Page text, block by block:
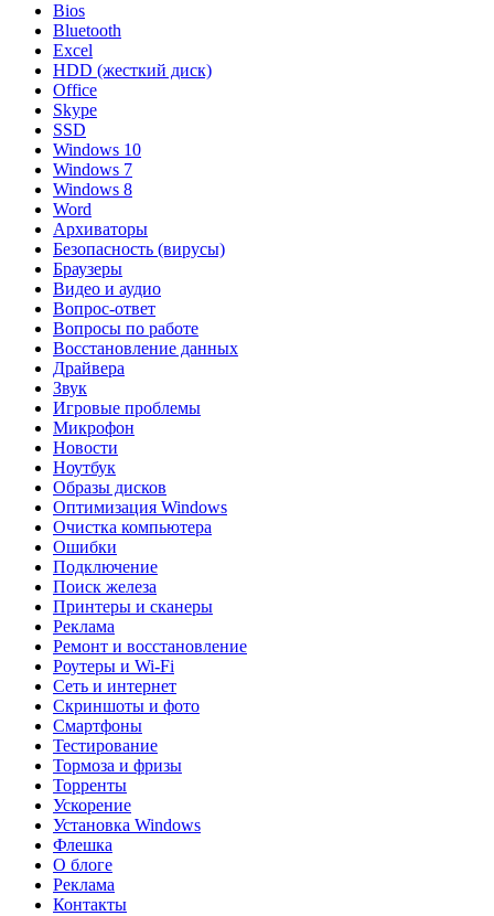
Bios
Bluetooth
Excel
HDD (жесткий диск)
Office
Skype
SSD
Windows 10
Windows 7
Windows 8
Word
Архиваторы
Безопасность (вирусы)
Браузеры
Видео и аудио
Вопрос-ответ
Вопросы по работе
Восстановление данных
Драйвера
Звук
Игровые проблемы
Микрофон
Новости
Ноутбук
Образы дисков
Оптимизация Windows
Очистка компьютера
Ошибки
Подключение
Поиск железа
Принтеры и сканеры
Реклама
Ремонт и восстановление
Роутеры и Wi-Fi
Сеть и интернет
Скриншоты и фото
Смартфоны
Тестирование
Тормоза и фризы
Торренты
Ускорение
Установка Windows
Флешка
О блоге
Реклама
Контакты